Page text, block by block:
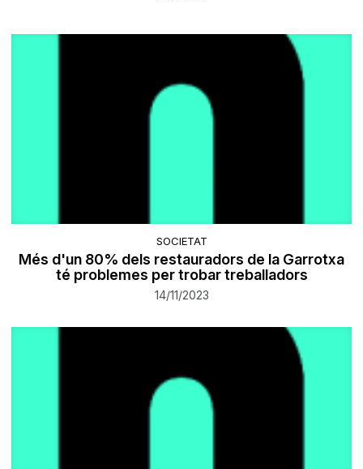
SOCIETAT
Més d'un 80% dels restauradors de la Garrotxa
té problemes per trobar treballadors
14/11/2023